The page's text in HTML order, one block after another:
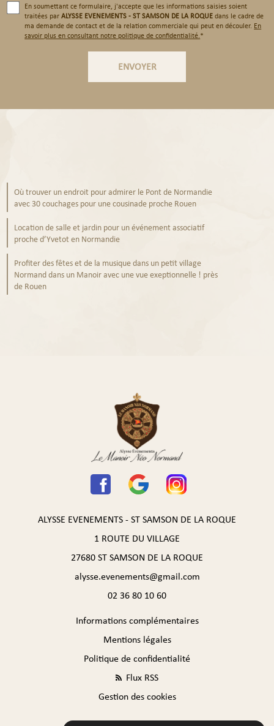
En soumettant ce formulaire, j'accepte que les informations saisies soient
traitées parALYSSE EVENEMENTS - ST SAMSON DE LA ROQUEdans le cadre de
ma demande de contact et de la relation commerciale qui peut en découler. En
savoir plus en consultant notre politique de confidentialité.*
Où trouver un endroit pour admirer le Pont de Normandie
avec 30 couchages pour une cousinade proche Rouen
Location de salle et jardin pour un événement associatif
proche d’Yvetot en Normandie
Profiter des fêtes et de la musique dans un petit village
Normand dans un Manoir avec une vue exeptionnelle ! près
de Rouen
ALYSSE EVENEMENTS - ST SAMSON DE LA ROQUE
1 ROUTE DU VILLAGE
27680 ST SAMSON DE LA ROQUE
alysse.evenements@gmail.com
02 36 80 10 60
Informations complémentaires
Mentions légales
Politique de confidentialité
Flux RSS
Gestion des cookies